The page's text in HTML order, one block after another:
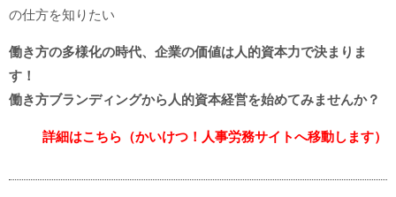
の仕方を知りたい
働き方の多様化の時代、企業の価値は人的資本力で決まりま
す！
働き方ブランディングから人的資本経営を始めてみませんか？
詳細はこちら（かいけつ！人事労務サイトへ移動します）